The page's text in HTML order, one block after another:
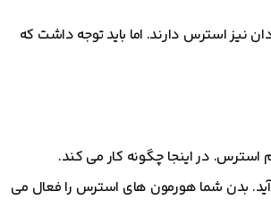
استرس دارند. اما باید توجه داشت که
در اینجا چگونه کار می کند.
بدن شما هورمون های استرس را فعال می